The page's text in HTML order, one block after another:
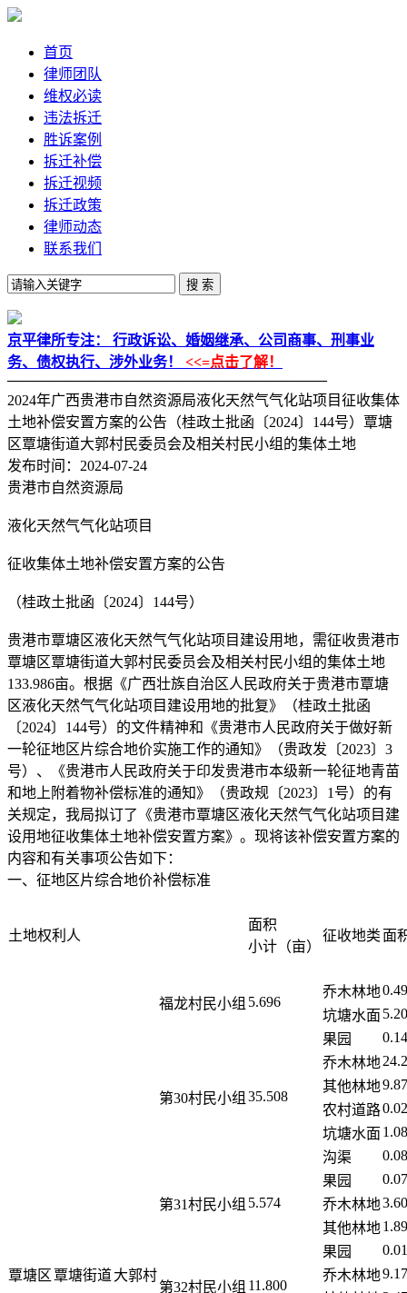
首页
律师团队
维权必读
违法拆迁
胜诉案例
拆迁补偿
拆迁视频
拆迁政策
律师动态
联系我们
京平律所专注： 行政诉讼、婚姻继承、公司商事、刑事业
务、债权执行、涉外业务！ <<=点击了解！
——————————————————————
2024年广西贵港市自然资源局液化天然气气化站项目征收集体
土地补偿安置方案的公告（桂政土批函〔2024〕144号）覃塘
区覃塘街道大郭村民委员会及相关村民小组的集体土地
发布时间：2024-07-24
贵港市自然资源局
液化天然气气化站项目
征收集体土地补偿安置方案的公告
（桂政土批函〔2024〕144号）
贵港市覃塘区液化天然气气化站项目建设用地，需征收贵港市
覃塘区覃塘街道大郭村民委员会及相关村民小组的集体土地
133.986亩。根据《广西壮族自治区人民政府关于贵港市覃塘
区液化天然气气化站项目建设用地的批复》（桂政土批函
〔2024〕144号）的文件精神和《贵港市人民政府关于做好新
一轮征地区片综合地价实施工作的通知》（贵政发〔2023〕3
号）、《贵港市人民政府关于印发贵港市本级新一轮征地青苗
和地上附着物补偿标准的通知》（贵政规〔2023〕1号）的有
关规定，我局拟订了《贵港市覃塘区液化天然气气化站项目建
设用地征收集体土地补偿安置方案》。现将该补偿安置方案的
内容和有关事项公告如下：
一、征地区片综合地价补偿标准
土地权利人
面积
小计（亩）
征收地类 面
覃塘区 覃塘街道大郭村
福龙村民小组 5.696
乔木林地
坑塘水面
第30村民小组 35.508
果园
乔木林地
其他林地
农村道路
坑塘水面
沟渠
第31村民小组 5.574
果园
乔木林地
其他林地
第32村民小组 11.800
果园
乔木林地